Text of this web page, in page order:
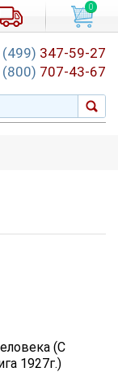
(С
1927г.)
0
(499) 347-59-27
(800) 707-43-67